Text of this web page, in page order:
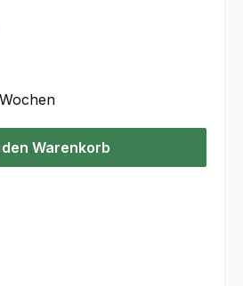
ein oder benutze die Schaltflächen
den Warenkorb